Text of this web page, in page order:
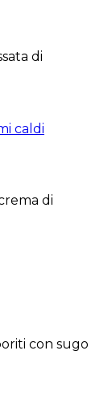
di
caldi
di
con sugo